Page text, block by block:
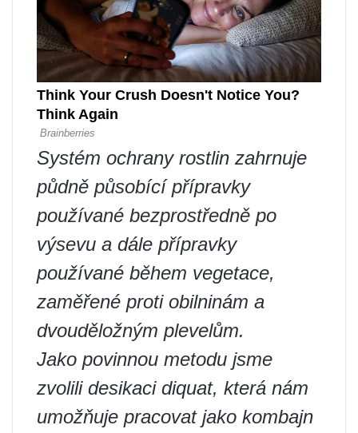
Systém ochrany rostlin zahrnuje
půdně působící přípravky
používané bezprostředně po
výsevu a dále přípravky
používané během vegetace,
zaměřené proti obilninám a
dvouděložným plevelům.
Jako povinnou metodu jsme
zvolili desikaci diquat, která nám
umožňuje pracovat jako kombajn